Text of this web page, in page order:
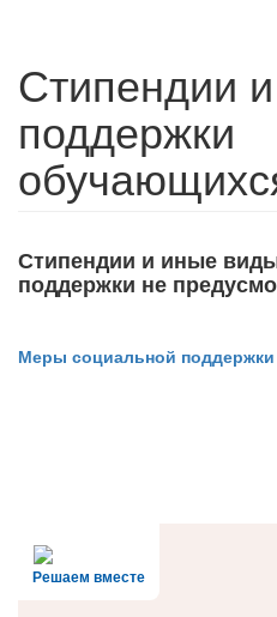
Стипендии
поддержки
Стипендии и иные
поддержки не
Меры социальной поддержки
Решаем вместе